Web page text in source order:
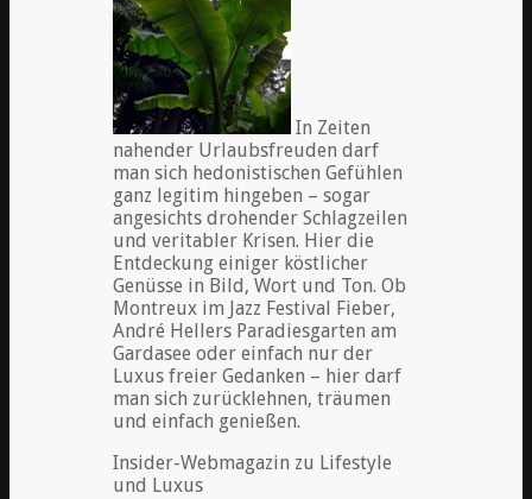
In Zeiten
nahender Urlaubsfreuden darf
man sich hedonistischen Gefühlen
ganz legitim hingeben – sogar
angesichts drohender Schlagzeilen
und veritabler Krisen. Hier die
Entdeckung einiger köstlicher
Genüsse in Bild, Wort und Ton. Ob
Montreux im Jazz Festival Fieber,
André Hellers Paradiesgarten am
Gardasee oder einfach nur der
Luxus freier Gedanken – hier darf
man sich zurücklehnen, träumen
und einfach genießen.
Insider-Webmagazin zu Lifestyle
und Luxus